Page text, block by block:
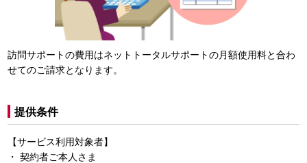
訪問サポートの費用はネットトータルサポートの月額使用料と合わ
せてのご請求となります。
提供条件
【サービス利用対象者】
契約者ご本人さま